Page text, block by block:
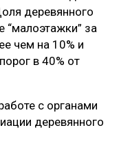
деревянного
за
чем на 10% и
в 40% от
с органами
деревянного